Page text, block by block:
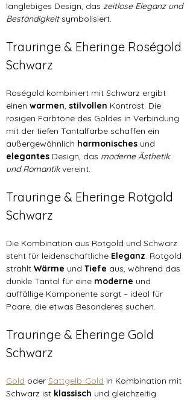
langlebiges Design, das zeitlose Eleganz und
Beständigkeit symbolisiert.
Trauringe & Eheringe Roségold
Schwarz
Roségold kombiniert mit Schwarz ergibt
einen warmen, stilvollen Kontrast. Die
rosigen Farbtöne des Goldes in Verbindung
mit der tiefen Tantalfarbe schaffen ein
außergewöhnlich harmonisches und
elegantes Design, das moderne Ästhetik
und Romantik vereint.
Trauringe & Eheringe Rotgold
Schwarz
Die Kombination aus Rotgold und Schwarz
steht für leidenschaftliche Eleganz. Rotgold
strahlt Wärme und Tiefe aus, während das
dunkle Tantal für eine moderne und
auffällige Komponente sorgt – ideal für
Paare, die etwas Besonderes suchen.
Trauringe & Eheringe Gold
Schwarz
Gold oder Sattgelb-Gold in Kombination mit
Schwarz ist klassisch und gleichzeitig